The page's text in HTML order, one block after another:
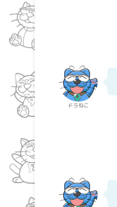
ドラねこ